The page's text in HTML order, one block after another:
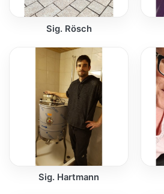
Sig. Rösch
Sig. Hartmann